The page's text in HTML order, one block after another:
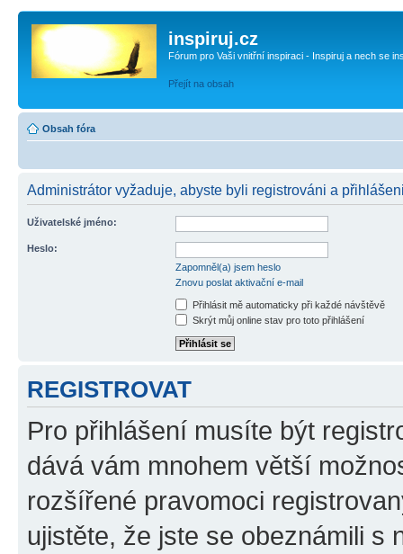
inspiruj.cz
Fórum pro Vaši vnitřní inspiraci - Inspiruj a nech se
Přejít na obsah
Obsah fóra
Administrátor vyžaduje, abyste byli registrováni a
Uživatelské jméno:
Heslo:
Zapomněl(a) jsem heslo
Znovu poslat aktivační e-mail
Přihlásit mě automaticky při každé návštěvě
Skrýt můj online stav pro toto přihlášení
REGISTROVAT
Pro přihlášení musíte být
dává vám mnohem větší
rozšířené pravomoci
ujistěte, že jste se obeznámili s